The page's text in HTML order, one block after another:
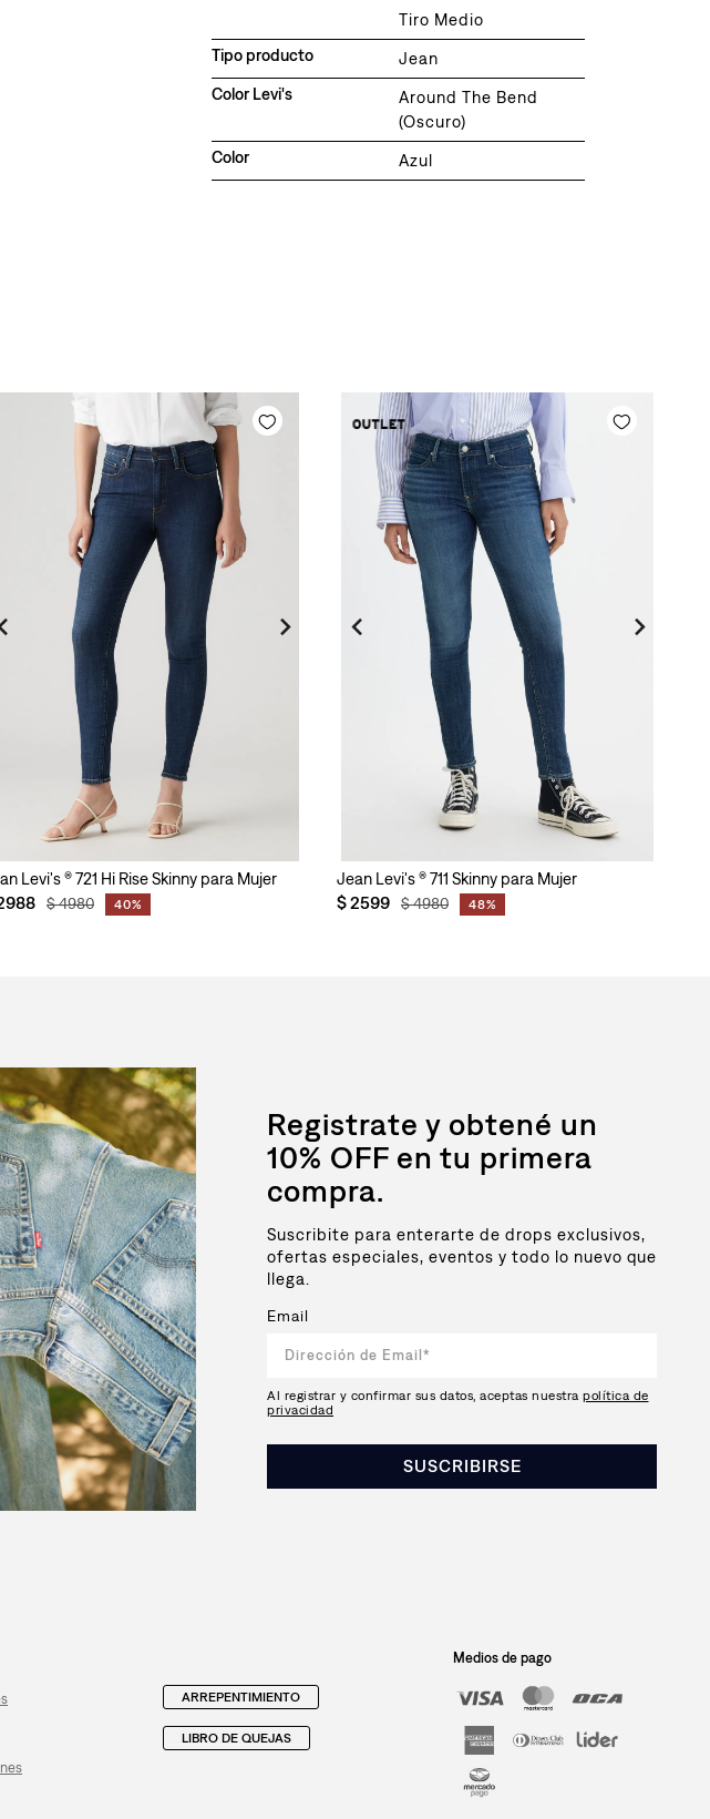
Tiro Medio
Tipo producto
Jean
Color Levi's
Around The Bend
(Oscuro)
Color
Azul
Levi's ® 721 Hi Rise Skinny para Mujer
$4980 40%
Jean Levi's ® 711 Skinny para Mujer
$2599 $4980 48%
Registrate y obtené un
10% OFF en tu primera
compra.
Suscribite para enterarte de drops exclusivos,
ofertas especiales, eventos y todo lo nuevo que
llega.
Email
Al registrar y confirmar sus datos, aceptas nuestra política de
privacidad
SUSCRIBIRSE
ARREPENTIMIENTO
LIBRO DE QUEJAS
Medios de pago